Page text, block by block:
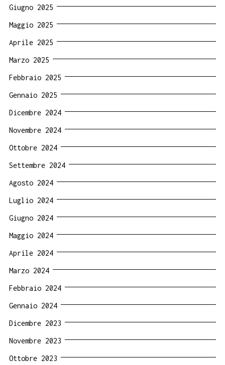
Giugno 2025
Maggio 2025
Aprile 2025
Marzo 2025
Febbraio 2025
Gennaio 2025
Dicembre 2024
Novembre 2024
Ottobre 2024
Settembre 2024
Agosto 2024
Luglio 2024
Giugno 2024
Maggio 2024
Aprile 2024
Marzo 2024
Febbraio 2024
Gennaio 2024
Dicembre 2023
Novembre 2023
Ottobre 2023